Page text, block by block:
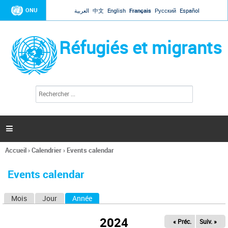
Jump to navigation
ONU العربية 中文 English Français Русский Español
Réfugiés et migrants
l
c
h
e

Vous
ici
Accueil›Calendrier› Events calendar
Events calendar
Mois Jour Année
2024 « Préc. Suiv. »